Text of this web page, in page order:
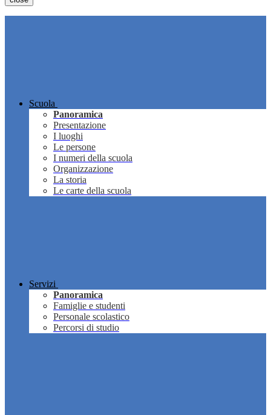
Scuola
Panoramica
Presentazione
I luoghi
Le persone
I numeri della scuola
Organizzazione
La storia
Le carte della scuola
Servizi
Panoramica
Famiglie e studenti
Personale scolastico
Percorsi di studio